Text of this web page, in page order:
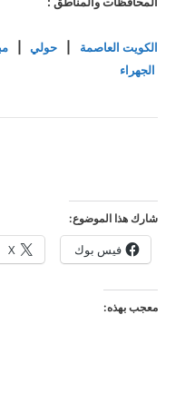
الكويت العاصمة حولي|
الجهراء
شارك هذا الموضوع:
فيس بوك X
معجب بهذه: